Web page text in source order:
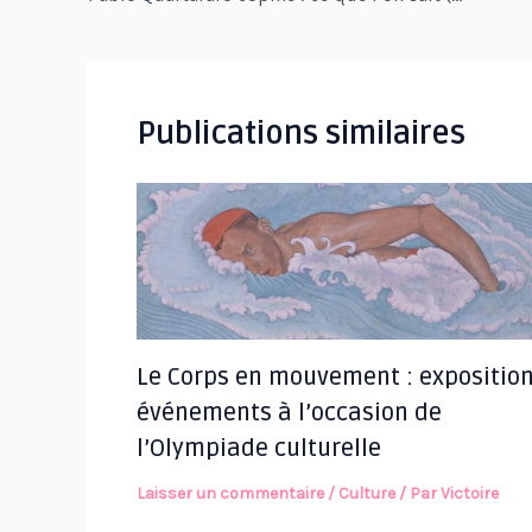
Publications similaires
Le Corps en mouvement :
événements à l’occasion de
l’Olympiade culturelle
Laisser un commentaire / Culture/ ParVictoire